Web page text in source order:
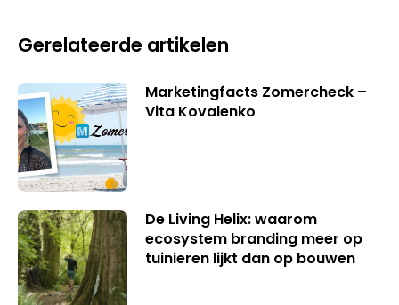
Gerelateerde artikelen
Marketingfacts Zomercheck –
Vita Kovalenko
De Living Helix: waarom
ecosystem branding meer op
tuinieren lijkt dan op bouwen